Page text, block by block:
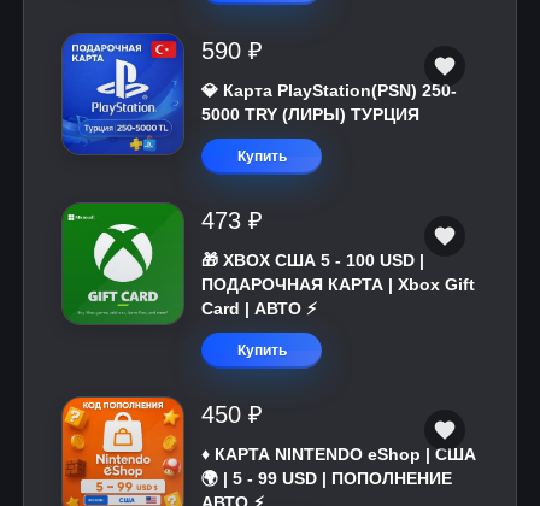
590 ₽
💎 Карта PlayStation(PSN) 250-
5000 TRY (ЛИРЫ) ТУРЦИЯ
Купить
473 ₽
🎁 XBOX США 5 - 100 USD |
ПОДАРОЧНАЯ КАРТА | Xbox Gift
Card | АВТО ⚡
Купить
450 ₽
♦️ КАРТА NINTENDO eShop | США
🌍 | 5 - 99 USD | ПОПОЛНЕНИЕ